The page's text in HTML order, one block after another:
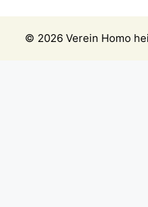
© 2026 Verein Homo